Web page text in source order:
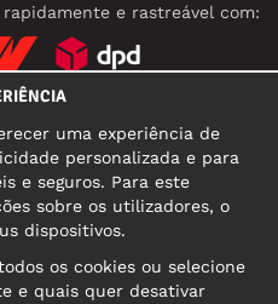
e rastreável com:
10117 Tallinn
uma experiência de
personalizada e para
e seguros. Para este
sobre os utilizadores, o
dispositivos.
os cookies ou selecione
e quais quer desativar